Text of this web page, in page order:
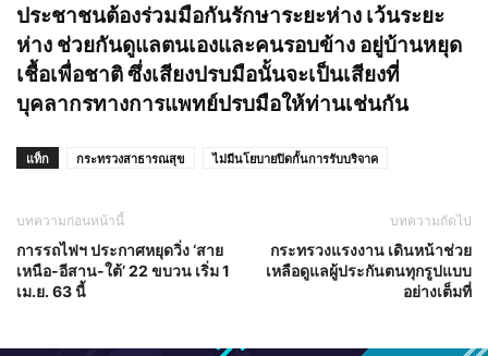
ประชาชนต้องร่วมมือกันรักษาระยะห่าง เว้นระยะ
ห่าง ช่วยกันดูแลตนเองและคนรอบข้าง อยู่บ้านหยุด
เชื้อเพื่อชาติ ซึ่งเสียงปรบมือนั้นจะเป็นเสียงที่
บุคลากรทางการแพทย์ปรบมือให้ท่านเช่นกัน
แท็ก กระทรวงสาธารณสุข ไม่มีนโยบายปิดกั้นการรับบริจาค
บทความก่อนหน้านี้
การรถไฟฯ ประกาศหยุดวิ่ง ‘สาย
เหนือ-อีสาน-ใต้’ 22 ขบวน เริ่ม 1
เม.ย. 63 นี้
บทความถัดไป
กระทรวงแรงงาน เดินหน้าช่วย
เหลือดูแลผู้ประกันตนทุกรูปแบบ
อย่างเต็มที่